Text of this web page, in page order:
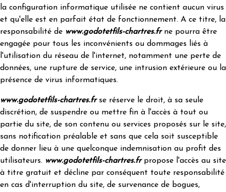
la configuration informatique utilisée ne contient aucun virus
et qu'elle est en parfait état de fonctionnement. A ce titre, la
responsabilité de www.godotetfils-chartres.frne pourra être
engagée pour tous les inconvénients ou dommages liés à
l'utilisation du réseau de l'internet, notamment une perte de
données, une rupture de service, une intrusion extérieure ou la
présence de virus informatiques.
www.godotetfils-chartres.frse réserve le droit, à sa seule
discrétion, de suspendre ou mettre fin à l'accès à tout ou
partie du site, de son contenu ou services proposés sur le site,
sans notification préalable et sans que cela soit susceptible
de donner lieu à une quelconque indemnisation au profit des
utilisateurs. www.godotetfils-chartres.frpropose l'accès au site
à titre gratuit et décline par conséquent toute responsabilité
en cas d'interruption du site, de survenance de bogues,